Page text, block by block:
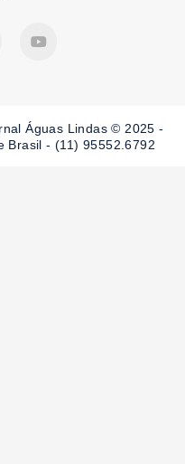
o
Águas Lindas © 2025 -
Brasil - (11) 95552.6792